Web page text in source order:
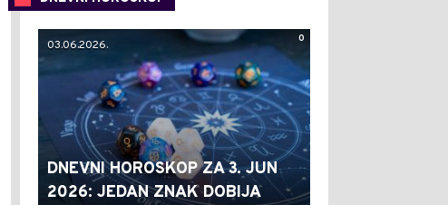
0
03.06.2026.
DNEVNI HOROSKOP ZA 3. JUN
2026: JEDAN ZNAK DOBIJA